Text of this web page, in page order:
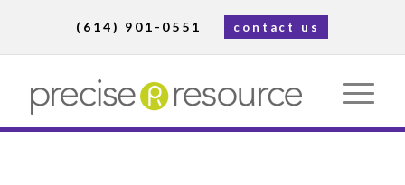
(614) 901-0551 contact us